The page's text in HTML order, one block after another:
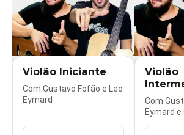
Violão Iniciante
Com Gustavo Fofão e Leo
Eymard
Violão
Com
Eymard